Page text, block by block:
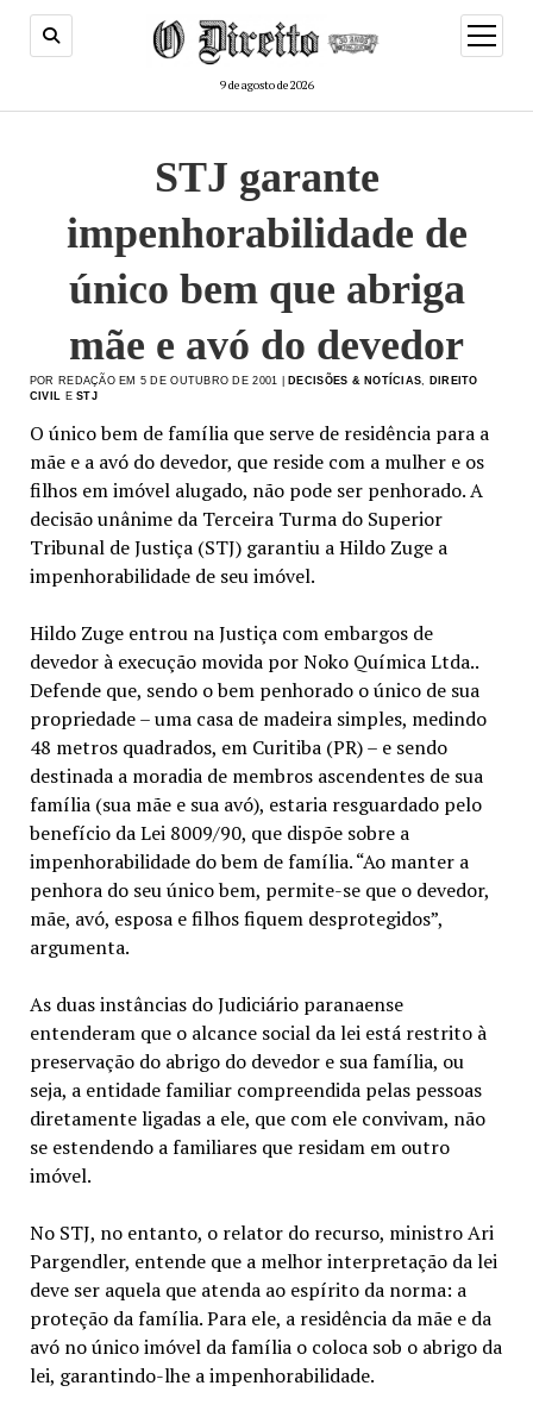
9 de agosto de 2026
menu
de
STJ garante
impenhorabilidade de
único bem que abriga
mãe e avó do devedor
POR REDAÇÃO EM 5 DE OUTUBRO DE 2001 | DECISÕES & NOTÍCIAS
DIREITO
CIVIL
ESTJ
O único bem de família que serve de residência para a
mãe e a avó do devedor, que reside com a mulher e os
filhos em imóvel alugado, não pode ser penhorado. A
decisão unânime da Terceira Turma do Superior
Tribunal de Justiça (STJ) garantiu a Hildo Zuge a
impenhorabilidade de seu imóvel.
Hildo Zuge entrou na Justiça com embargos de
devedor à execução movida por Noko Química Ltda..
Defende que, sendo o bem penhorado o único de sua
propriedade – uma casa de madeira simples, medindo
48 metros quadrados, em Curitiba (PR) – e sendo
destinada a moradia de membros ascendentes de sua
família (sua mãe e sua avó), estaria resguardado pelo
benefício da Lei 8009/90, que dispõe sobre a
impenhorabilidade do bem de família. “Ao manter a
penhora do seu único bem, permite-se que o devedor,
mãe, avó, esposa e filhos fiquem desprotegidos”,
argumenta.
As duas instâncias do Judiciário paranaense
entenderam que o alcance social da lei está restrito à
preservação do abrigo do devedor e sua família, ou
seja, a entidade familiar compreendida pelas pessoas
diretamente ligadas a ele, que com ele convivam, não
se estendendo a familiares que residam em outro
imóvel.
No STJ, no entanto, o relator do recurso, ministro Ari
Pargendler, entende que a melhor interpretação da lei
deve ser aquela que atenda ao espírito da norma: a
proteção da família. Para ele, a residência da mãe e da
avó no único imóvel da família o coloca sob o abrigo da
lei, garantindo-lhe a impenhorabilidade.